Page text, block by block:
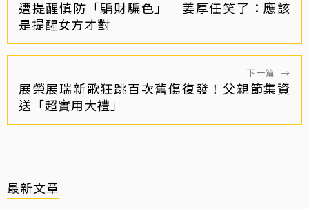
遭提醒慎防「騙財騙色」 姜厚任笑了：應該
是提醒女方才對
下一篇 →
展榮展瑞新歌狂跳百次舊傷復發！父親節集資
送「超實用大禮」
最新文章